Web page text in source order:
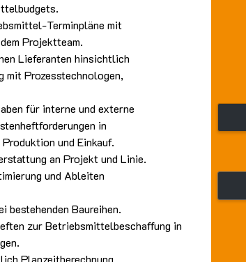
Terminpläne mit
Projektteam.
Lieferanten hinsichtlich
mit Prozesstechnologen,
für interne und externe
in
und Einkauf.
an Projekt und Linie.
und Ableiten
bestehenden Baureihen.
zur Betriebsmittelbeschaffung in
Planzeitberechnung.